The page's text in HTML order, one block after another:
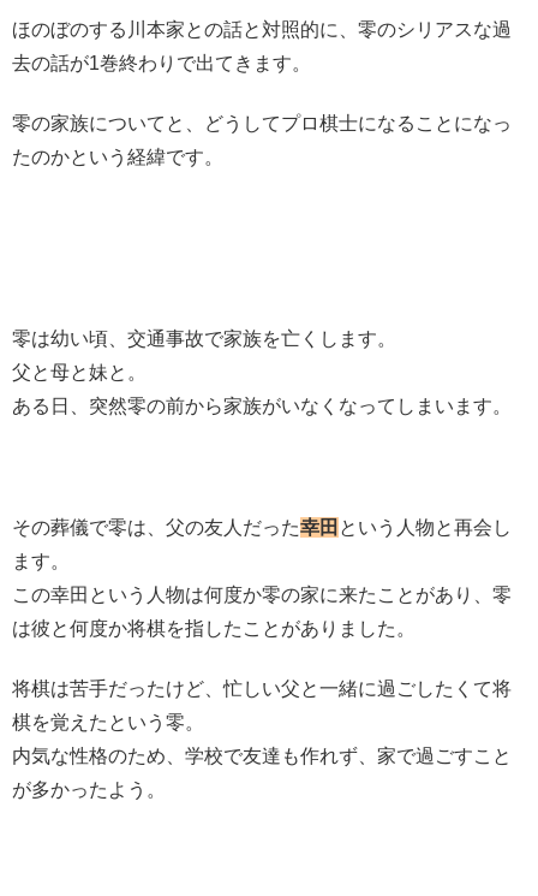
ほのぼのする川本家との話と対照的に、零のシリアスな過
去の話が1巻終わりで出てきます。
零の家族についてと、どうしてプロ棋士になることになっ
たのかという経緯です。
零は幼い頃、交通事故で家族を亡くします。
父と母と妹と。
ある日、突然零の前から家族がいなくなってしまいます。
その葬儀で零は、父の友人だった幸田 という人物と再会し
ます。
この幸田という人物は何度か零の家に来たことがあり、零
は彼と何度か将棋を指したことがありました。
将棋は苦手だったけど、忙しい父と一緒に過ごしたくて将
棋を覚えたという零。
内気な性格のため、学校で友達も作れず、家で過ごすこと
が多かったよう。